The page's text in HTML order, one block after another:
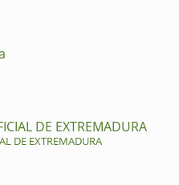
DE EXTREMADURA
DE EXTREMADURA